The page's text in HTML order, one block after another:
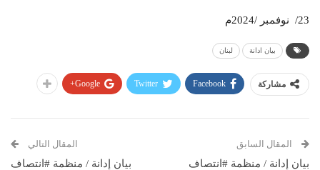
23/ نوفمبر /2024م
بيان ادانة لبنان
مشاركة Facebook
Twitter
Google+
المقال السابق
بيان إدانة / منظمة #انتصاف
المقال التالي
بيان إدانة / منظمة #انتصاف